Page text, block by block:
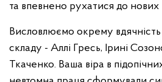
та впевнено рухатися до нових
Висловлюємо окрему
складу - Аллі Гресь, Ірині
Ткаченко. Ваша віра в